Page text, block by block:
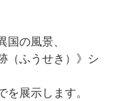
の風景、
（ふうせき）》シ
展示します。